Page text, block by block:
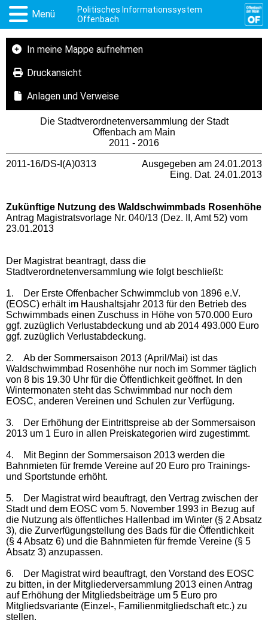
Menü
Politisches Informationssystem
Offenbach
In meine Mappe aufnehmen
Druckansicht
Anlagen und Verweise
Die Stadtverordnetenversammlung der Stadt
Offenbach am Main
2011 - 2016
2011-16/DS-I(A)0313
Ausgegeben am 24.01.2013
Eing. Dat. 24.01.2013
Zukünftige Nutzung des Waldschwimmbads Rosenhöhe
Antrag Magistratsvorlage Nr. 040/13 (Dez. II, Amt 52) vom
23.01.2013
Der Magistrat beantragt, dass die
Stadtverordnetenversammlung wie folgt beschließt:
1.
Der Erste Offenbacher Schwimmclub von 1896 e.V.
(EOSC) erhält im Haushaltsjahr 2013 für den Betrieb des
Schwimmbads einen Zuschuss in Höhe von 570.000 Euro
ggf. zuzüglich Verlustabdeckung und ab 2014 493.000 Euro
ggf. zuzüglich Verlustabdeckung.
2.
Ab der Sommersaison 2013 (April/Mai) ist das
Waldschwimmbad Rosenhöhe nur noch im Sommer täglich
von 8 bis 19.30 Uhr für die Öffentlichkeit geöffnet. In den
Wintermonaten steht das Schwimmbad nur noch dem
EOSC, anderen Vereinen und Schulen zur Verfügung.
3.
Der Erhöhung der Eintrittspreise ab der Sommersaison
2013 um 1 Euro in allen Preiskategorien wird zugestimmt.
4.
Mit Beginn der Sommersaison 2013 werden die
Bahnmieten für fremde Vereine auf 20 Euro pro Trainings-
und Sportstunde erhöht.
5.
Der Magistrat wird beauftragt, den Vertrag zwischen der
Stadt und dem EOSC vom 5. November 1993 in Bezug auf
die Nutzung als öffentliches Hallenbad im Winter (§ 2 Absatz
3), die Zurverfügungstellung des Bads für die Öffentlichkeit
(§ 4 Absatz 6) und die Bahnmieten für fremde Vereine (§ 5
Absatz 3) anzupassen.
6.
Der Magistrat wird beauftragt, den Vorstand des EOSC
zu bitten, in der Mitgliederversammlung 2013 einen Antrag
auf Erhöhung der Mitgliedsbeiträge um 5 Euro pro
Mitgliedsvariante (Einzel-, Familienmitgliedschaft etc.) zu
stellen.